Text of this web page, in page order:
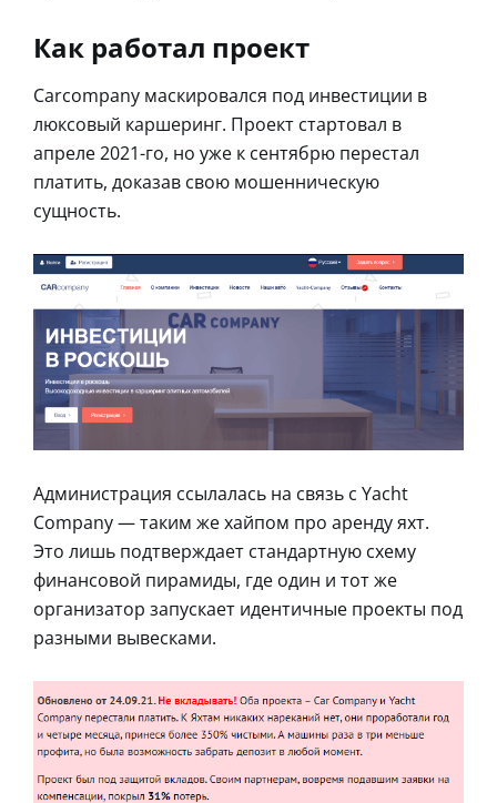
Как работал проект
Carcompany маскировался под инвестиции в
люксовый каршеринг. Проект стартовал в
апреле 2021-го, но уже к сентябрю перестал
платить, доказав свою мошенническую
сущность.
Администрация ссылалась на связь с Yacht
Company — таким же хайпом про аренду яхт.
Это лишь подтверждает стандартную схему
финансовой пирамиды, где один и тот же
организатор запускает идентичные проекты под
разными вывесками.